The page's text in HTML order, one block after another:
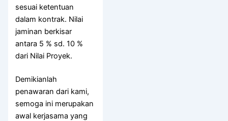
sesuai ketentuan
dalam kontrak. Nilai
jaminan berkisar
antara 5 % sd. 10 %
dari Nilai Proyek.
Demikianlah
penawaran dari kami,
semoga ini merupakan
awal kerjasama yang